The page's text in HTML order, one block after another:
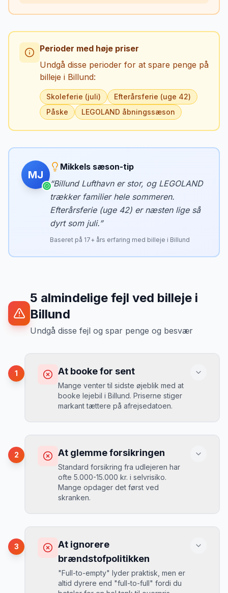
Perioder med høje priser
Undgå disse perioder for at spare penge på
billeje i Billund:
Skoleferie (juli)
Efterårsferie (uge 42)
Påske
LEGOLAND åbningssæson
MJ
Mikkels sæson-tip
“Billund Lufthavn er stor, og LEGOLAND
trækker familier hele sommeren.
Efterårsferie (uge 42) er næsten lige så
dyrt som juli.”
Baseret på 17+ års erfaring med billeje i Billund
5 almindelige fejl ved billeje i
Billund
Undgå disse fejl og spar penge og besvær
1 At booke for sent
Mange venter til sidste øjeblik med at
booke lejebil i Billund. Priserne stiger
markant tættere på afrejsedatoen.
Du betaler 30-50% mere, og de bedste
biler er udsolgt.
Løsning
MJ
Mikkels erfaring
“I august 2024 så jeg priserne i Billund
stige fra 189 kr/dag til 349 kr/dag på
bare 2 uger. Book tidligt! ”
2 At glemme forsikringen
Standard forsikring fra udlejeren har
ofte 5.000-15.000 kr. i selvrisiko.
Mange opdager det først ved
skranken.
Ved selv en mindre skade kan du blive
opkrævet tusindvis af kroner.
Løsning
3
At ignorere
brændstofpolitikken
"Full-to-empty" lyder praktisk, men er
altid dyrere end "full-to-full" fordi du